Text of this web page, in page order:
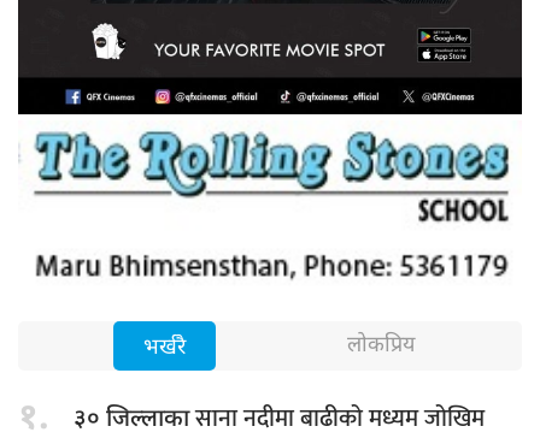
भर्खरै लोकप्रिय
१. ३० जिल्लाकासाना नदीमा बाढीको मध्यम जोखिम